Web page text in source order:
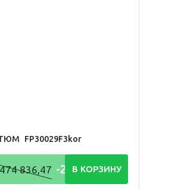
FP30029F3kor
836,47 -21 474
В КОРЗИНУ